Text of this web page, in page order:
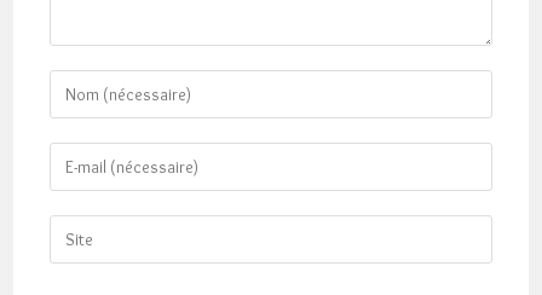
Enter
your
name
comment
Enter
your
email
address
Saisir
l’URL